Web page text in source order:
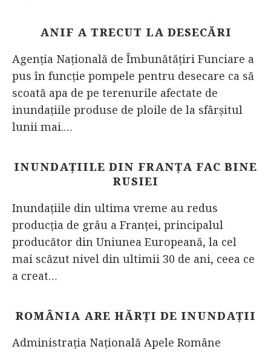
ANIF A TRECUT LA DESECĂRI
Agenția Națională de Îmbunătățiri Funciare a
pus în funcție pompele pentru desecare ca să
scoată apa de pe terenurile afectate de
inundațiile produse de ploile de la sfârșitul
lunii mai.…
INUNDAŢIILE DIN FRANŢA FAC BINE
RUSIEI
Inundaţiile din ultima vreme au redus
producţia de grâu a Franţei, principalul
producător din Uniunea Europeană, la cel
mai scăzut nivel din ultimii 30 de ani, ceea ce
a creat…
ROMÂNIA ARE HĂRŢI DE INUNDAŢII
Administraţia Naţională Apele Române